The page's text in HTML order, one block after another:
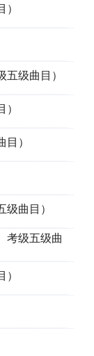
级曲目）
）
曲目）
考级五级曲